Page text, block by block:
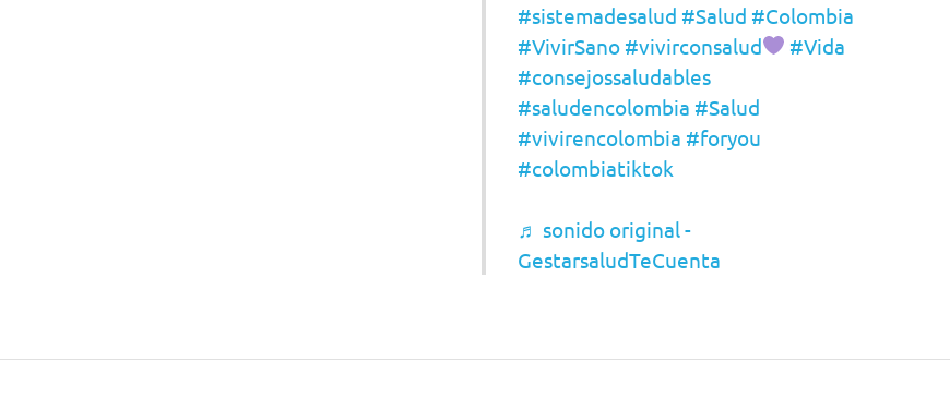
#sistemadesalud #Salud #Colombia
#VivirSano #vivirconsalud
#Vida
#consejossaludables
#saludencolombia #Salud
#vivirencolombia #foryou
#colombiatiktok
♬ sonido original -
GestarsaludTeCuenta